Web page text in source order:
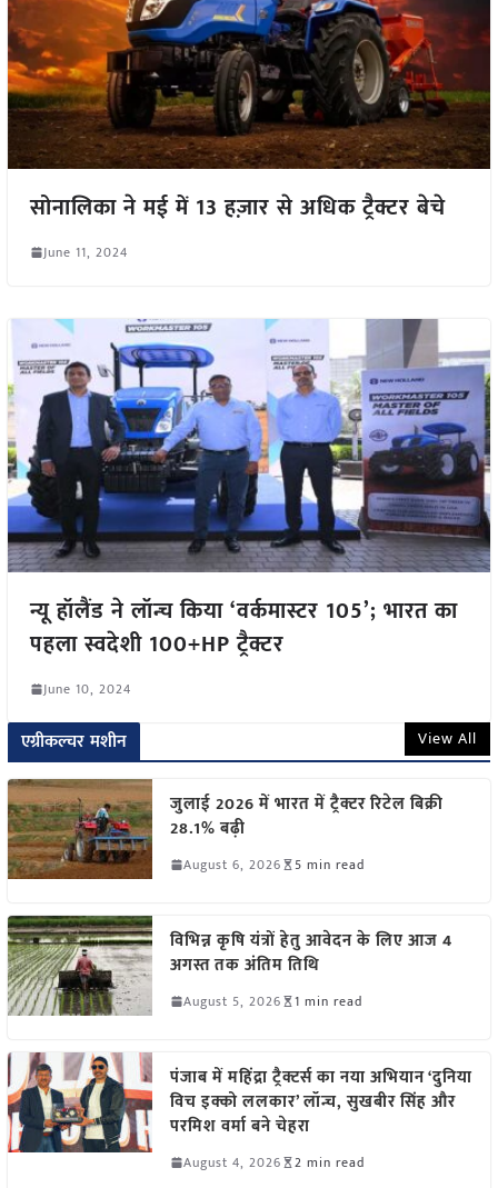
सोनालिका ने मई में 13 हज़ार से अधिक ट्रैक्टर बेचे
June 11, 2024
न्यू हॉलैंड ने लॉन्च किया ‘वर्कमास्टर 105’; भारत का
पहला स्वदेशी 100+HP ट्रैक्टर
June 10, 2024
एग्रीकल्चर मशीन View All
जुलाई 2026 में भारत में ट्रैक्टर रिटेल बिक्री
28.1% बढ़ी
August 6, 2026 5 min read
विभिन्न कृषि यंत्रों हेतु आवेदन के लिए आज 4
अगस्त तक अंतिम तिथि
August 5, 2026 1 min read
पंजाब में महिंद्रा ट्रैक्टर्स का नया अभियान ‘दुनिया
विच इक्को ललकार’ लॉन्च, सुखबीर सिंह और
परमिश वर्मा बने चेहरा
August 4, 2026 2 min read